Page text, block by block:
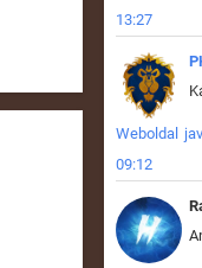
13:27
Weboldal
09:12